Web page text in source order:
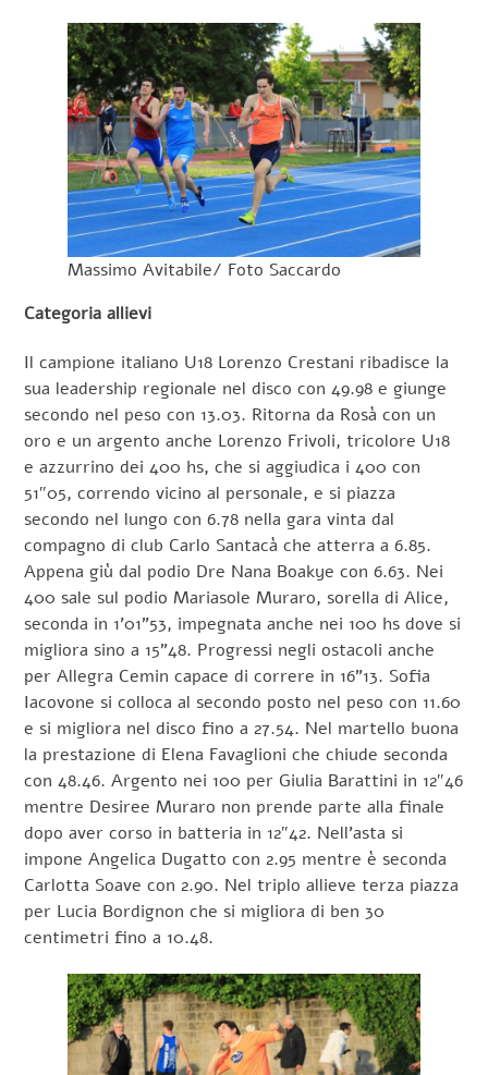
Massimo Avitabile/ Foto Saccardo
Categoria allievi
Il campione italiano U18 Lorenzo Crestani ribadisce la
sua leadership regionale nel disco con 49.98 e giunge
secondo nel peso con 13.03. Ritorna da Rosà con un
oro e un argento anche Lorenzo Frivoli, tricolore U18
e azzurrino dei 400 hs, che si aggiudica i 400 con
51″05, correndo vicino al personale, e si piazza
secondo nel lungo con 6.78 nella gara vinta dal
compagno di club Carlo Santacà che atterra a 6.85.
Appena giù dal podio Dre Nana Boakye con 6.63. Nei
400 sale sul podio Mariasole Muraro, sorella di Alice,
seconda in 1’01”53, impegnata anche nei 100 hs dove si
migliora sino a 15”48. Progressi negli ostacoli anche
per Allegra Cemin capace di correre in 16”13. Sofia
Iacovone si colloca al secondo posto nel peso con 11.60
e si migliora nel disco fino a 27.54. Nel martello buona
la prestazione di Elena Favaglioni che chiude seconda
con 48.46. Argento nei 100 per Giulia Barattini in 12″46
mentre Desiree Muraro non prende parte alla finale
dopo aver corso in batteria in 12″42. Nell’asta si
impone Angelica Dugatto con 2.95 mentre è seconda
Carlotta Soave con 2.90. Nel triplo allieve terza piazza
per Lucia Bordignon che si migliora di ben 30
centimetri fino a 10.48.